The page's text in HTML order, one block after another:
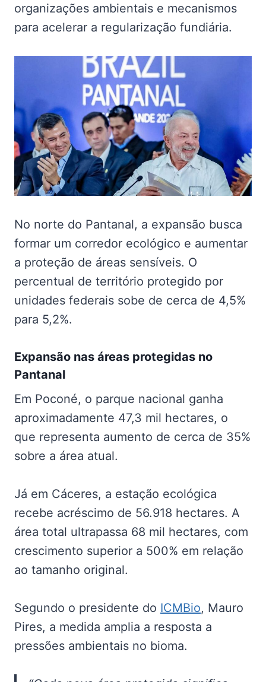
organizações ambientais e mecanismos
para acelerar a regularização fundiária.
No norte do Pantanal, a expansão busca
formar um corredor ecológico e aumentar
a proteção de áreas sensíveis. O
percentual de território protegido por
unidades federais sobe de cerca de 4,5%
para 5,2%.
Expansão nas áreas protegidas no
Pantanal
Em Poconé, o parque nacional ganha
aproximadamente 47,3 mil hectares, o
que representa aumento de cerca de 35%
sobre a área atual.
Já em Cáceres, a estação ecológica
recebe acréscimo de 56.918 hectares. A
área total ultrapassa 68 mil hectares, com
crescimento superior a 500% em relação
ao tamanho original.
Segundo o presidente do ICMBio, Mauro
Pires, a medida amplia a resposta a
pressões ambientais no bioma.